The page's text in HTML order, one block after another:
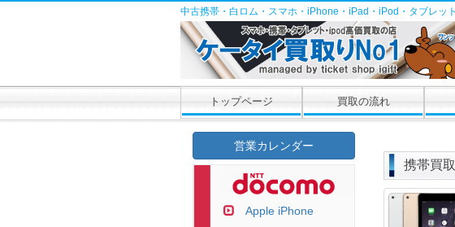
中古携帯・白ロム・スマホ・iPhone・iPad・iPod・タブレッ
トップページ 買取の流れ
携帯買
営業カレンダー
Apple iPhone